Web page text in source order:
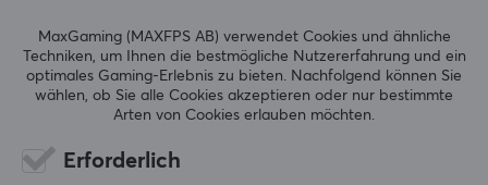
andere etwas rauer ist. Da dies nur meine
Erfahrungen sind, kann es sich auf andere variieren
und je nachdem besser oder auch schlechter sein.
Auch wenn da ein paar Probleme sind, haben sich
wiederverwendbar.
MaxGaming (MAXFPS AB) verwendet Cookies und ähnliche
Techniken, um Ihnen die bestmögliche Nutzererfahrung und ein
optimales Gaming-Erlebnis zu bieten. Nachfolgend können Sie
wählen, ob Sie alle Cookies akzeptieren oder nur bestimmte
Arten von Cookies erlauben möchten.
Erforderlich